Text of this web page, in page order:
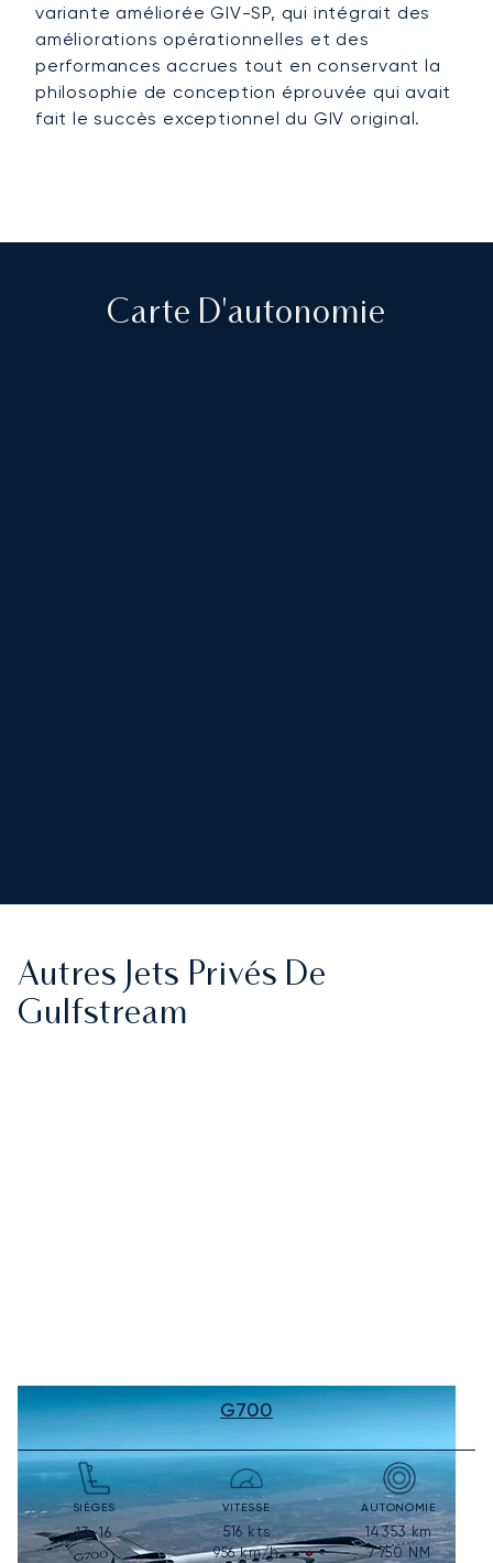
variante améliorée GIV-SP, qui intégrait des
améliorations opérationnelles et des
performances accrues tout en conservant la
philosophie de conception éprouvée qui avait
fait le succès exceptionnel du GIV original.
Carte D'autonomie
Autres Jets Privés De
Gulfstream
G700
SIÈGES
13-16
VITESSE
516 kts
956km/h
AUTONOMIE
14 353km
7 750 NM